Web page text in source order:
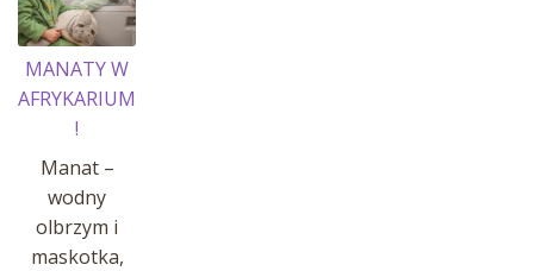
MANATY W
AFRYKARIUM
!
Manat –
wodny
olbrzym i
maskotka,